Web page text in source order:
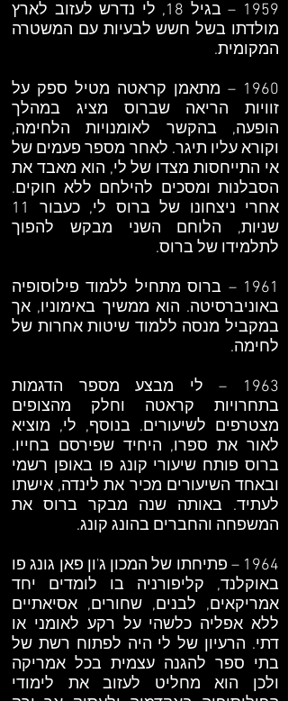
1959 – בגיל 18, לי נדרש לעזוב לארץ
מולדתו בשל חשש לבעיות עם המשטרה
המקומית.
1960 – מתאמן קראטה מטיל ספק על
זוויות הריאה שברוס מציג במהלך
הופעה, בהקשר לאומנויות הלחימה,
וקורא עליו תיגר. לאחר מספר פעמים של
אי התייחסות מצדו של לי, הוא מאבד את
הסבלנות ומסכים להילחם ללא חוקים.
אחרי ניצחונו של ברוס לי, כעבור 11
שניות, הלוחם השני מבקש להפוך
לתלמידו של ברוס.
1961 – ברוס מתחיל ללמוד פילוסופיה
באוניברסיטה. הוא ממשיך באימוניו, אך
במקביל מנסה ללמוד שיטות אחרות של
לחימה.
1963 – לי מבצע מספר הדגמות
בתחרויות קראטה וחלק מהצופים
מצטרפים לשיעורים. בנוסף, לי, מוציא
לאור את ספרו, היחיד שפירסם בחייו.
ברוס פותח שיעורי קונג פו באופן רשמי
ובאחד השיעורים מכיר את לינדה, אישתו
לעתיד. באותה שנה מבקר ברוס את
המשפחה והחברים בהונג קונג.
1964 – פתיחתו של המכון ג'ון פאן גונג פו
באוקלנד, קליפורניה בו לומדים יחד
אמריקאים, לבנים, שחורים, אסיאתיים
ללא אפליה כלשהי על רקע לאומני או
דתי. הרעיון של לי היה לפתוח רשת של
בתי ספר להגנה עצמית בכל אמריקה
ולכן הוא מחליט לעזוב את לימודי